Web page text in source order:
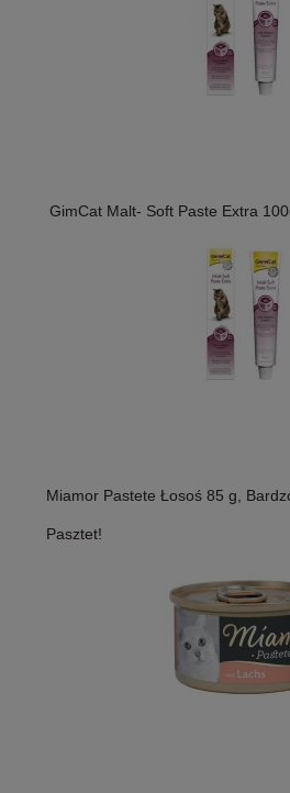
GimCat Malt- Soft Paste Extra
Miamor Pastete Łosoś 85 g,
Pasztet!